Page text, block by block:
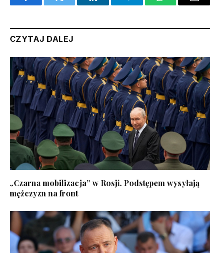
FacebookTwitter LinkedInTelegramWhatsAppEmail
CZYTAJ DALEJ
„Czarna mobilizacja” w Rosji. Podstępem wysyłają
mężczyzn na front